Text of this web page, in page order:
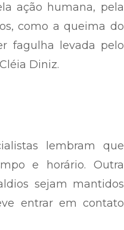
ação humana, pela
como a queima do
fagulha levada pelo
Diniz.
lembram que
e horário. Outra
sejam mantidos
entrar em contato